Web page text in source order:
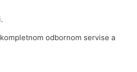
odbornom servise a